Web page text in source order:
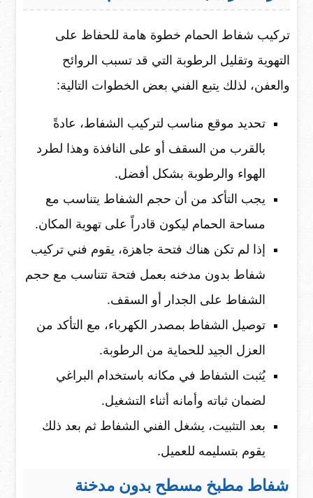
تركيب شفاط الحمام خطوة هامة للحفاظ على
التهوية وتقليل الرطوبة التي قد تسبب الروائح
والعفن، لذلك يتبع الفني بعض الخطوات التالية:
تحديد موقع مناسب لتركيب الشفاط، عادةً
بالقرب من السقف أو على النافذة وهذا لطرد
الهواء والرطوبة بشكل أفضل.
يجب التأكد من أن حجم الشفاط يتناسب مع
مساحة الحمام ليكون قادراً على تهوية المكان.
إذا لم تكن هناك فتحة جاهزة، يقوم فني تركيب
شفاط بدون مدخنه بعمل فتحة تتناسب مع حجم
الشفاط على الجدار أو السقف.
توصيل الشفاط بمصدر الكهرباء، مع التأكد من
العزل الجيد للحماية من الرطوبة.
يُثبت الشفاط في مكانه باستخدام البراغي
لضمان ثباته وأمانه أثناء التشغيل.
بعد التثبيت، يشغل الفني الشفاط ثم بعد ذلك
يقوم بتسليمه للعميل.
شفاط مطبخ مسطح بدون مدخنة